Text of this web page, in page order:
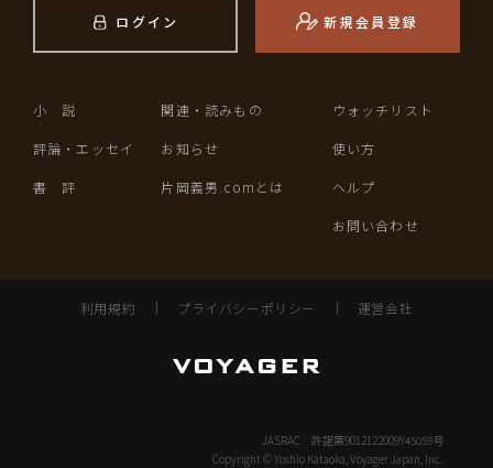
ログイン 新規会員登録
小 説
評論・エッセイ
書 評
関連・読みもの
お知らせ
片岡義男.comとは
ウォッチリスト
使い方
ヘルプ
お問い合わせ
利用規約 ｜ プライバシーポリシー ｜ 運営会社
JASRAC 許諾第9012122009Y45059号
Copyright © Yoshio Kataoka, Voyager Japan, Inc.